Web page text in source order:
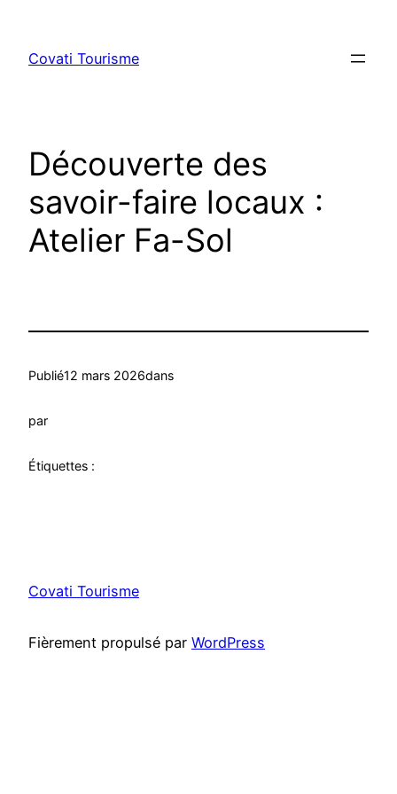
contenu
Covati Tourisme
Découverte des
savoir-faire locaux :
Atelier Fa-Sol
Publié12 mars 2026dans
par
Étiquettes :
Covati Tourisme
Fièrement propulsé par WordPress